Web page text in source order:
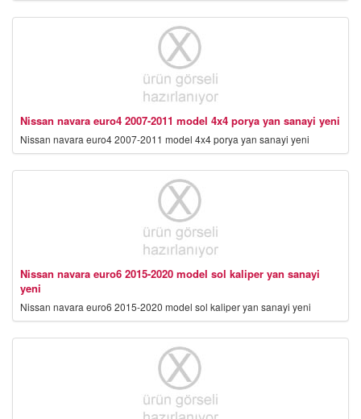
Nissan navara euro4 2007-2011 model 4x4 porya yan sanayi yeni
Nissan navara euro4 2007-2011 model 4x4 porya yan sanayi yeni
Nissan navara euro6 2015-2020 model sol kaliper yan sanayi
yeni
Nissan navara euro6 2015-2020 model sol kaliper yan sanayi yeni